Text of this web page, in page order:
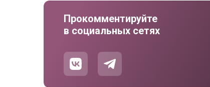
Прокомментируйте
в социальных сетях